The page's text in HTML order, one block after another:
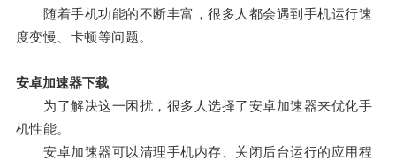
随着手机功能的不断丰富，很多人都会遇到手机运行速
度变慢、卡顿等问题。
安卓加速器下载
为了解决这一困扰，很多人选择了安卓加速器来优化手
机性能。
安卓加速器可以清理手机内存、关闭后台运行的应用程